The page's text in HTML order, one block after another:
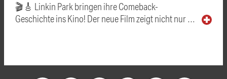
🎬🎸 Linkin Park bringen ihre Comeback-
Geschichte ins Kino! Der neue Film zeigt nicht nur …